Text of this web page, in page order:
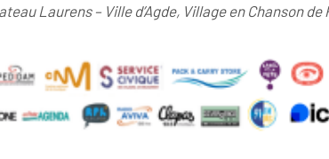
Laurens – Ville d’Agde, Village en Chanson de